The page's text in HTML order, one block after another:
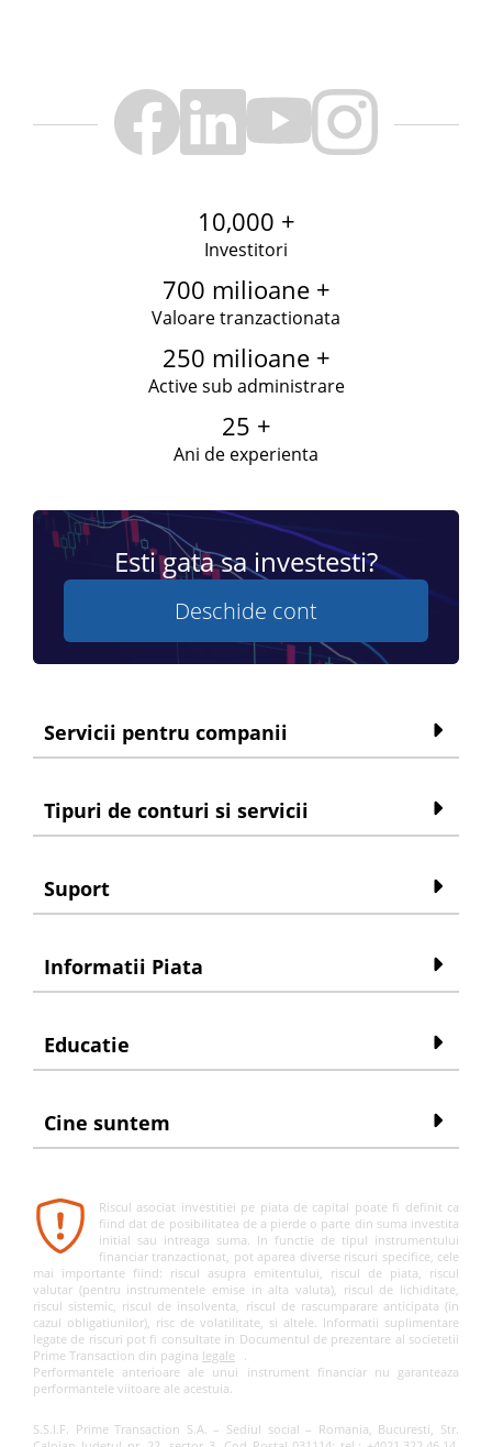
10,000 +
Investitori
700 milioane +
Valoare tranzactionata
250 milioane +
Active sub administrare
25 +
Ani de experienta
Esti gata sa investesti?
Deschide cont
Servicii pentru companii
Tipuri de conturi si servicii
Suport
Informatii Piata
Educatie
Cine suntem
Riscul asociat investitiei pe piata de capital poate fi definit ca
fiind dat de posibilitatea de a pierde o parte din suma investita
initial sau intreaga suma. In functie de tipul instrumentului
financiar tranzactionat, pot aparea diverse riscuri specifice, cele
mai importante fiind: riscul asupra emitentului, riscul de piata, riscul
valutar (pentru instrumentele emise in alta valuta), riscul de lichiditate,
riscul sistemic, riscul de insolventa, riscul de rascumparare anticipata (in
cazul obligatiunilor), risc de volatilitate, si altele. Informatii suplimentare
legate de riscuri pot fi consultate in Documentul de prezentare al societetii
Prime Transaction din pagina legale
.
Performantele anterioare ale unui instrument financiar nu garanteaza
performantele viitoare ale acestuia.
S.S.I.F. Prime Transaction S.A. – Sediul social – Romania, Bucuresti, Str.